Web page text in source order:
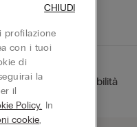
Sostenibilità
profilazione
con i tuoi
di
la
il
Policy. In
cookie,
CHIUDI